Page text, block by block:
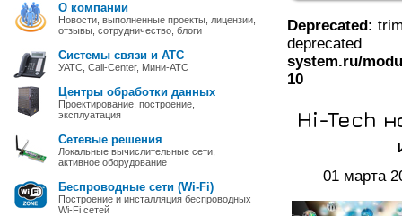
О компании
Новости, выполненные проекты, лицензии,
отзывы, сотрудничество, блоги
Системы связи и АТС
УАТС, Call-Center, Мини-АТС
Центры обработки данных
Проектирование, построение,
эксплуатация
Сетевые решения
Локальные вычислительные сети,
активное оборудование
Беспроводные сети (Wi-Fi)
Построение и инсталляция беспроводных
Wi-Fi сетей
Deprecated:
system.ru/
10
Hi-Tech
01 марта